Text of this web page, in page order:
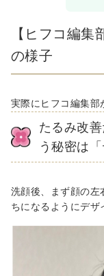
【ヒフコ編
の様子
実際にヒフコ編集部
たるみ改
う秘密は
洗顔後、まず顔の左
ちになるようにデザ